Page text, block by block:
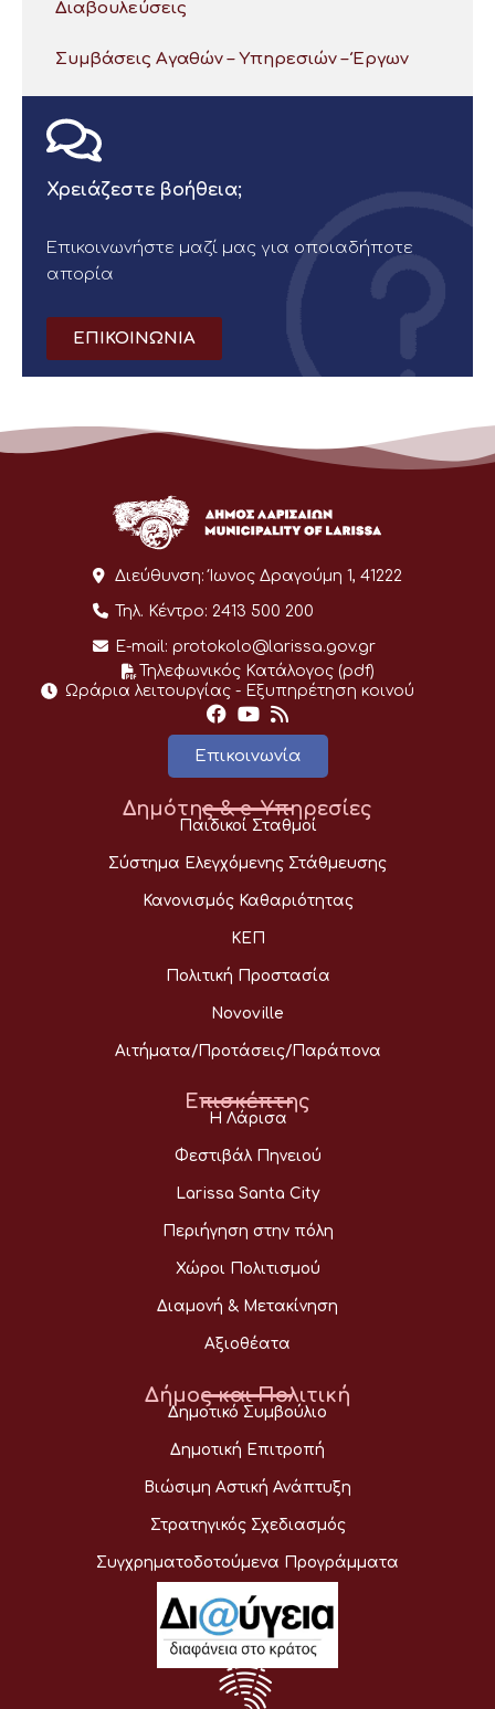
Διαβουλεύσεις
Συμβάσεις Αγαθών – Υπηρεσιών – Έργων
Χρειάζεστε βοήθεια;
Επικοινωνήστε μαζί μας για οποιαδήποτε
απορία
ΕΠΙΚΟΙΝΩΝΙΑ
Διεύθυνση: Ίωνος Δραγούμη 1, 41222
Τηλ. Κέντρο: 2413 500 200
E-mail: protokolo@larissa.gov.gr
Τηλεφωνικός Κατάλογος (pdf)
Ωράρια λειτουργίας - Eξυπηρέτηση κοινού
Επικοινωνία
Δημότης & e-Υπηρεσίες
Παιδικοί Σταθμοί
Σύστημα Ελεγχόμενης Στάθμευσης
Κανονισμός Καθαριότητας
ΚΕΠ
Πολιτική Προστασία
Novoville
Αιτήματα/Προτάσεις/Παράπονα
Επισκέπτης
Η Λάρισα
Φεστιβάλ Πηνειού
Larissa Santa City
Περιήγηση στην πόλη
Χώροι Πολιτισμού
Διαμονή & Μετακίνηση
Αξιοθέατα
Δήμος και Πολιτική
Δημοτικό Συμβούλιο
Δημοτική Επιτροπή
Βιώσιμη Αστική Ανάπτυξη
Στρατηγικός Σχεδιασμός
Συγχρηματοδοτούμενα Προγράμματα